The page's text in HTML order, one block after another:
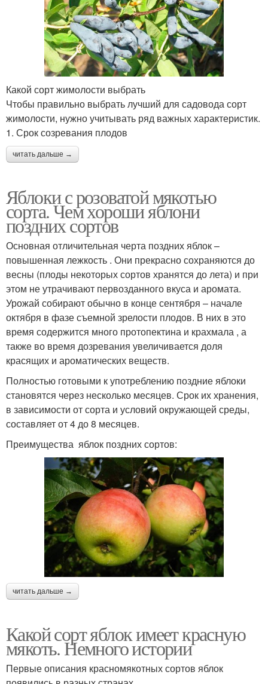
Какой сорт жимолости выбрать
Чтобы правильно выбрать лучший для садовода сорт
жимолости, нужно учитывать ряд важных характеристик.
1. Срок созревания плодов
читать дальше →
Яблоки с розоватой мякотью
сорта. Чем хороши яблони
поздних сортов
Основная отличительная черта поздних яблок –
повышенная лежкость . Они прекрасно сохраняются до
весны (плоды некоторых сортов хранятся до лета) и при
этом не утрачивают первозданного вкуса и аромата.
Урожай собирают обычно в конце сентября – начале
октября в фазе съемной зрелости плодов. В них в это
время содержится много протопектина и крахмала , а
также во время дозревания увеличивается доля
красящих и ароматических веществ.
Полностью готовыми к употреблению поздние яблоки
становятся через несколько месяцев. Срок их хранения,
в зависимости от сорта и условий окружающей среды,
составляет от 4 до 8 месяцев.
Преимущества яблок поздних сортов:
читать дальше →
Какой сорт яблок имеет красную
мякоть. Немного истории
Первые описания красномякотных сортов яблок